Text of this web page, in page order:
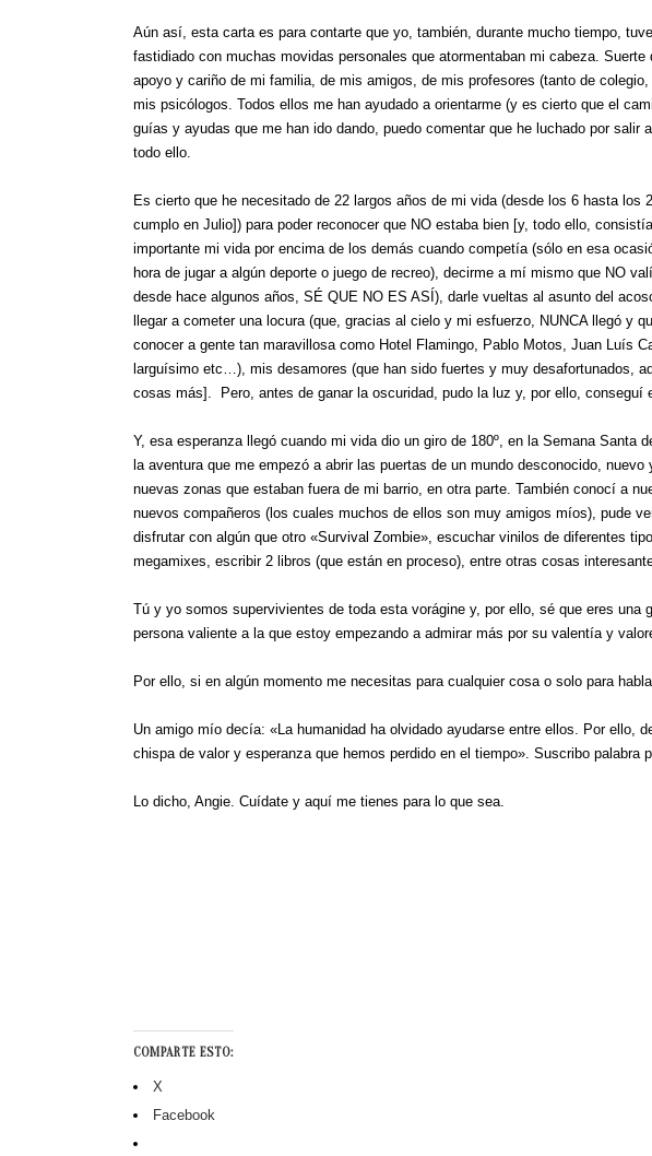
Aún así, esta carta es para contarte que yo, también, durante mucho tiempo,
fastidiado con muchas movidas personales que atormentaban mi cabeza.
apoyo y cariño de mi familia, de mis amigos, de mis profesores (tanto de
mis psicólogos. Todos ellos me han ayudado a orientarme (y es cierto que el
guías y ayudas que me han ido dando, puedo comentar que he luchado por salir
todo ello.
Es cierto que he necesitado de 22 largos años de mi vida (desde los 6 hasta los
cumplo en Julio]) para poder reconocer que NO estaba bien [y, todo ello,
importante mi vida por encima de los demás cuando competía (sólo en esa
hora de jugar a algún deporte o juego de recreo), decirme a mí mismo que NO
desde hace algunos años, SÉ QUE NO ES ASÍ), darle vueltas al asunto del
llegar a cometer una locura (que, gracias al cielo y mi esfuerzo, NUNCA llegó y
conocer a gente tan maravillosa como Hotel Flamingo, Pablo Motos, Juan Luís
larguísimo etc…), mis desamores (que han sido fuertes y muy desafortunados,
cosas más]. Pero, antes de ganar la oscuridad, pudo la luz y, por ello, conseguí
Y, esa esperanza llegó cuando mi vida dio un giro de 180º, en la Semana Santa
la aventura que me empezó a abrir las puertas de un mundo desconocido,
nuevas zonas que estaban fuera de mi barrio, en otra parte. También conocí a
nuevos compañeros (los cuales muchos de ellos son muy amigos míos), pude
disfrutar con algún que otro «Survival Zombie», escuchar vinilos de diferentes
megamixes, escribir 2 libros (que están en proceso), entre otras cosas
Tú y yo somos supervivientes de toda esta vorágine y, por ello, sé que eres una
persona valiente a la que estoy empezando a admirar más por su valentía y
Por ello, si en algún momento me necesitas para cualquier cosa o solo para
Un amigo mío decía: «La humanidad ha olvidado ayudarse entre ellos. Por ello,
chispa de valor y esperanza que hemos perdido en el tiempo». Suscribo palabra
Lo dicho, Angie. Cuídate y aquí me tienes para lo que sea.
COMPARTE ESTO:
X
Facebook